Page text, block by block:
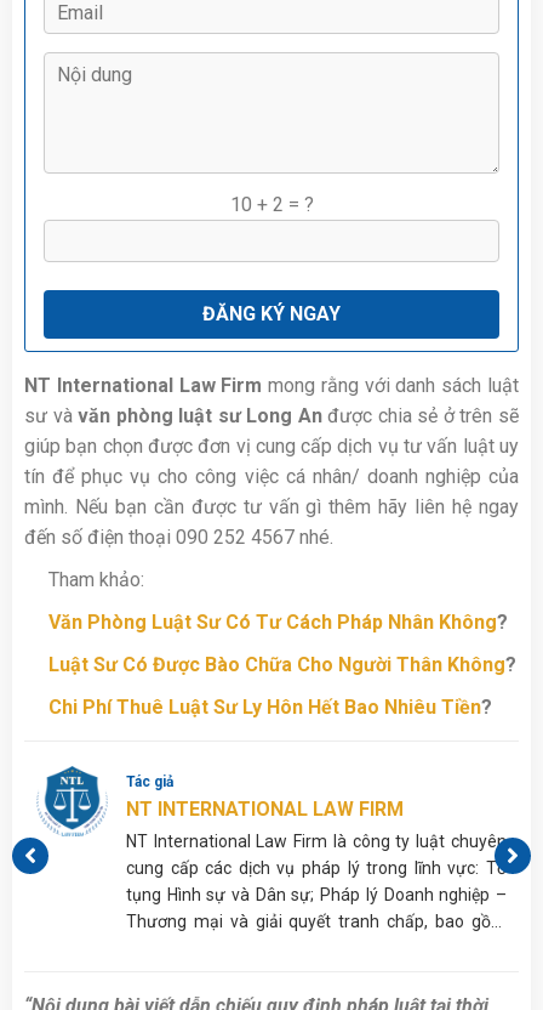
10 + 2 = ?
NT International Law Firm mong rằng với danh sách luật
sư vàvăn phòng luật sư Long Anđược chia sẻ ở trên sẽ
giúp bạn chọn được đơn vị cung cấp dịch vụ tư vấn luật uy
tín để phục vụ cho công việc cá nhân/ doanh nghiệp của
mình. Nếu bạn cần được tư vấn gì thêm hãy liên hệ ngay
đến số điện thoại 090 252 4567 nhé.
Tham khảo:
Văn Phòng Luật Sư Có Tư Cách Pháp Nhân Không?
Luật Sư Có Được Bào Chữa Cho Người Thân Không?
Chi Phí Thuê Luật Sư Ly Hôn Hết Bao Nhiêu Tiền?
Tác giả
NT INTERNATIONAL LAW FIRM
NT International Law Firm là công ty luật chuyên
cung cấp các dịch vụ pháp lý trong lĩnh vực: Tố
tụng Hình sự và Dân sự; Pháp lý Doanh nghiệp –
Thương mại và giải quyết tranh chấp, bao gồm
“Nội dung bài viết dẫn chiếu quy định pháp luật tại thời